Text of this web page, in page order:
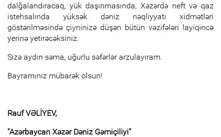
dalğalandıracaq, yük daşınmasında, Xəzərdə neft və qaz
istehsalında yüksək dəniz nəqliyyatı xidmətləri
göstərilməsində çiyninizə düşən bütün vəzifələri layiqincə
yerinə yetirəcəksiniz.
Sizə aydın səma, uğurlu səfərlər arzulayıram.
Bayramınız mübarək olsun!
Rauf VƏLİYEV,
“Azərbaycan Xəzər Dəniz Gəmiçiliyi”